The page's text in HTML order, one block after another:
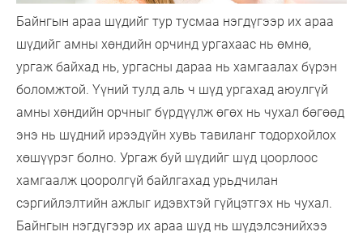
Байнгын араа шүдийг тур тусмаа нэгдүгээр их араа
шүдийг амны хөндийн орчинд ургахаас нь өмнө,
ургаж байхад нь, ургасны дараа нь хамгаалах бүрэн
боломжтой. Үүний тулд аль ч шүд ургахад аюулгүй
амны хөндийн орчныг бүрдүүлж өгөх нь чухал бөгөөд
энэ нь шүдний ирээдүйн хувь тавиланг тодорхойлох
хөшүүрэг болно. Ургаж буй шүдийг шүд цоорлоос
хамгаалж цооролгүй байлгахад урьдчилан
сэргийлэлтийн ажлыг идэвхтэй гүйцэтгэх нь чухал.
Байнгын нэгдүгээр их араа шүд нь шүдэлсэнийхээ